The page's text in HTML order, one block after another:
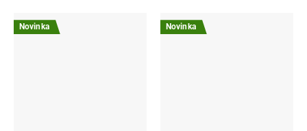
Novinka Novinka